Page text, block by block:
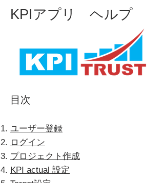
KPIアプリ ヘルプ
目次
ユーザー登録
ログイン
プロジェクト作成
KPI actual 設定